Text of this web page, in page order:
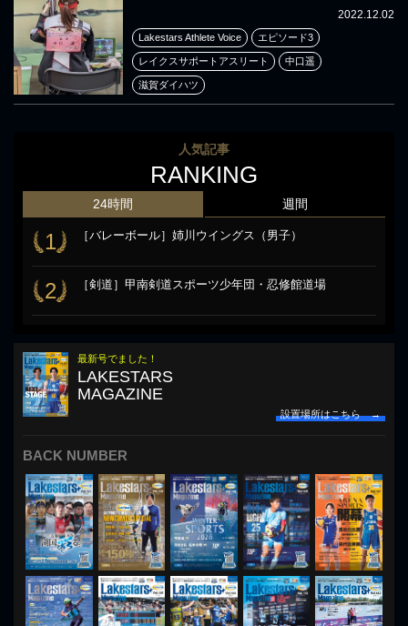
2022.12.02
Lakestars Athlete Voice エピソード3
レイクスサポートアスリート 中口遥
滋賀ダイハツ
人気記事
RANKING
24時間
1 ［バレーボール］姉川ウイングス（男子）
2 ［剣道］甲南剣道スポーツ少年団・忍修館道場
週間
最新号でました！
LAKESTARS
MAGAZINE
設置場所はこちら →
BACK NUMBER